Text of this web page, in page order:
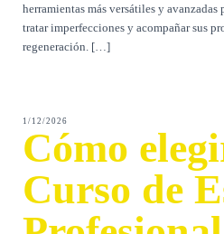
herramientas más versátiles y
tratar imperfecciones y acompañar sus
regeneración. […]
1/12/2026
Cómo
Curso de